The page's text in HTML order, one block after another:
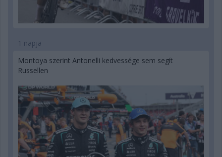
1 napja
Montoya szerint Antonelli kedvessége sem segít
Russellen